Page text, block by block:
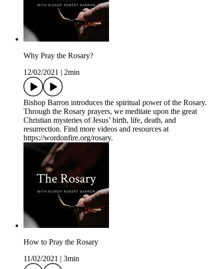
Why Pray the Rosary?
12/02/2021
2min
Bishop Barron introduces the spiritual power of the Rosary.
Through the Rosary prayers, we meditate upon the great
Christian mysteries of Jesus’ birth, life, death, and
resurrection. Find more videos and resources at
https://wordonfire.org/rosary.
How to Pray the Rosary
11/02/2021
3min